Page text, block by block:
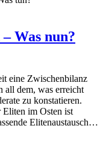
Was nun?
eine Zwischenbilanz
all dem, was erreicht
zu konstatieren.
Eliten im Osten ist
Elitenaustausch…